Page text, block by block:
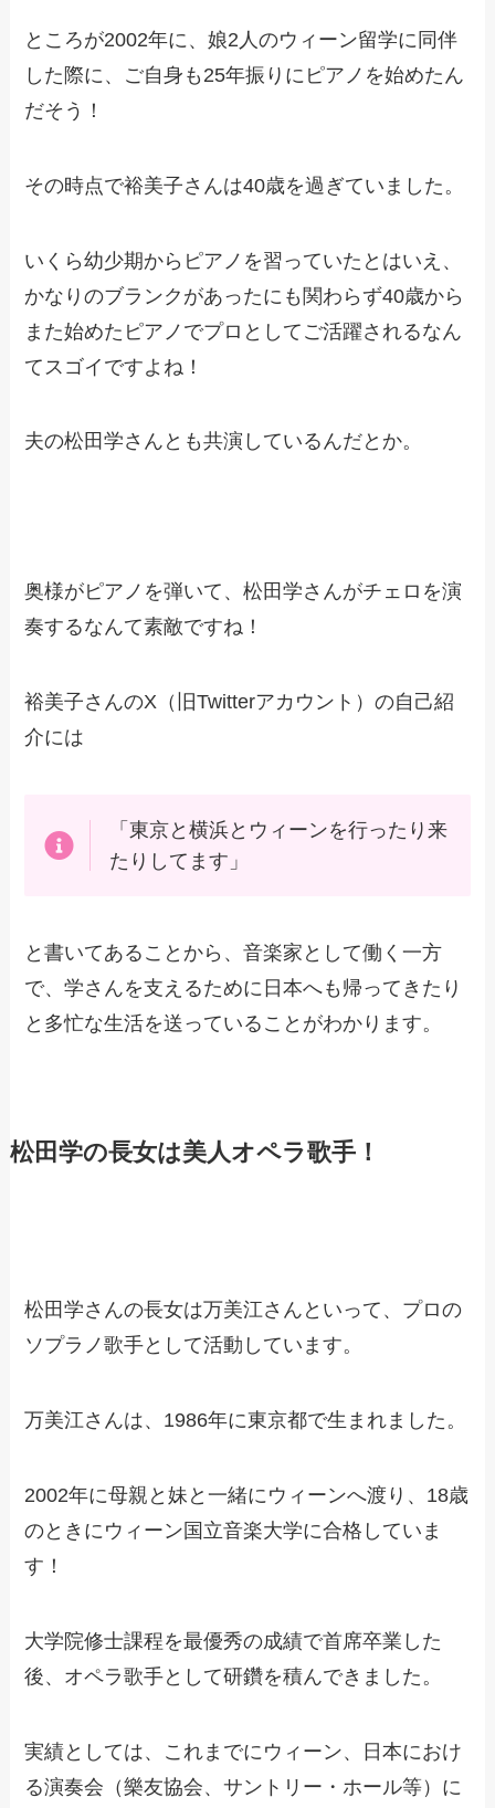
ところが2002年に、娘2人のウィーン留学に同伴
した際に、ご自身も25年振りにピアノを始めたん
だそう！
その時点で裕美子さんは40歳を過ぎていました。
いくら幼少期からピアノを習っていたとはいえ、
かなりのブランクがあったにも関わらず40歳から
また始めたピアノでプロとしてご活躍されるなん
てスゴイですよね！
夫の松田学さんとも共演しているんだとか。
奥様がピアノを弾いて、松田学さんがチェロを演
奏するなんて素敵ですね！
裕美子さんのX（旧Twitterアカウント）の自己紹
介には
「東京と横浜とウィーンを行ったり来
たりしてます」
と書いてあることから、音楽家として働く一方
で、学さんを支えるために日本へも帰ってきたり
と多忙な生活を送っていることがわかります。
松田学の長女は美人オペラ歌手！
松田学さんの長女は万美江さんといって、プロの
ソプラノ歌手として活動しています。
万美江さんは、1986年に東京都で生まれました。
2002年に母親と妹と一緒にウィーンへ渡り、18歳
のときにウィーン国立音楽大学に合格していま
す！
大学院修士課程を最優秀の成績で首席卒業した
後、オペラ歌手として研鑽を積んできました。
実績としては、これまでにウィーン、日本におけ
る演奏会（樂友協会、サントリー・ホール等）に